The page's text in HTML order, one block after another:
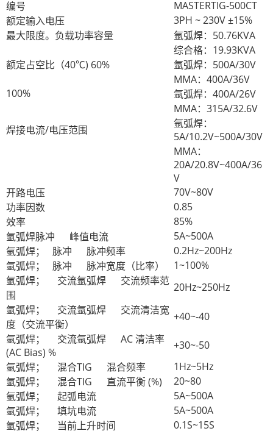
编号
MASTERTIG-500CT
额定输入电压
3PH ~ 230V ±15%
最大限度。负载功率容量
氩弧焊：50.76KVA
综合格：19.93KVA
额定占空比（40℃) 60%
氩弧焊：500A/30V
MMA：400A/36V
100%
氩弧焊：400A/26V
MMA：315A/32.6V
焊接电流/电压范围
氩弧焊：
5A/10.2V~500A/30V
MMA：
20A/20.8V~400A/36
V
开路电压
70V~80V
功率因数
0.85
效率
85%
氩弧焊脉冲 峰值电流
5A~500A
氩弧焊；
脉冲 脉冲频率
0.2Hz~200Hz
氩弧焊；
脉冲 脉冲宽度（比率）
1~100%
氩弧焊；
交流氩弧焊
交流频率范
围
20Hz~250Hz
氩弧焊；
交流氩弧焊
交流清洁宽
度（交流平衡）
+40~-40
氩弧焊；
交流氩弧焊
AC 清洁率
(AC Bias) %
+30~-50
氩弧焊；
混合TIG 混合频率
1Hz~5Hz
氩弧焊；
混合TIG 直流平衡 (%)
20~80
氩弧焊；
起弧电流
5A~500A
氩弧焊；
填坑电流
5A~500A
氩弧焊；
当前上升时间
0.1S~15S